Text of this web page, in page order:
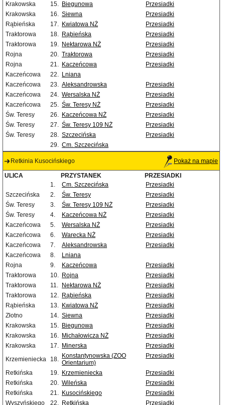
Krakowska
15. Biegunowa
Przesiadki
Krakowska
16. Siewna
Przesiadki
Rąbieńska
17. Kwiatowa NŻ
Przesiadki
Traktorowa
18. Rąbieńska
Przesiadki
Traktorowa
19. Nektarowa NŻ
Przesiadki
Rojna
20. Traktorowa
Przesiadki
Rojna
21. Kaczeńcowa
Przesiadki
Kaczeńcowa
22. Lniana
Kaczeńcowa
23. Aleksandrowska
Przesiadki
Kaczeńcowa
24. Wersalska NŻ
Przesiadki
Kaczeńcowa
25. Św. Teresy NŻ
Przesiadki
Św. Teresy
26. Kaczeńcowa NŻ
Przesiadki
Św. Teresy
27. Św. Teresy 109 NŻ
Przesiadki
Św. Teresy
28. Szczecińska
Przesiadki
29. Cm. Szczecińska
Retkinia Kusocińskiego Pokaż na mapie
ULICA PRZYSTANEK
PRZESIADKI
1.
Cm. Szczecińska
Przesiadki
Szczecińska
2. Św. Teresy
Przesiadki
Św. Teresy
3. Św. Teresy 109 NŻ
Przesiadki
Św. Teresy
4. Kaczeńcowa NŻ
Przesiadki
Kaczeńcowa
5. Wersalska NŻ
Przesiadki
Kaczeńcowa
6. Warecka NŻ
Przesiadki
Kaczeńcowa
7. Aleksandrowska
Przesiadki
Kaczeńcowa
8.
Lniana
Rojna
9. Kaczeńcowa
Przesiadki
Traktorowa
10. Rojna
Przesiadki
Traktorowa
11. Nektarowa NŻ
Przesiadki
Traktorowa
12. Rąbieńska
Przesiadki
Rąbieńska
13. Kwiatowa NŻ
Przesiadki
Złotno
14. Siewna
Przesiadki
Krakowska
15. Biegunowa
Przesiadki
Krakowska
16. Michałowicza NŻ
Przesiadki
Krakowska
17. Minerska
Przesiadki
Krzemieniecka
18. Konstantynowska (ZOO
Orientarium)
Przesiadki
Retkińska 19. Krzemieniecka
Przesiadki
Retkińska
20. Wileńska
Przesiadki
Retkińska
21. Kusocińskiego
Przesiadki
Wyszyńskiego
22. Retkińska Przesiadki